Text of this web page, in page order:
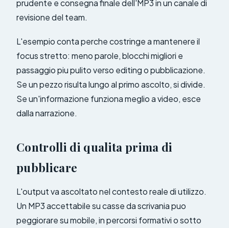
prudente e consegna finale dell'MP3 in un canale di
revisione del team.
L'esempio conta perche costringe a mantenere il
focus stretto: meno parole, blocchi migliori e
passaggio piu pulito verso editing o pubblicazione.
Se un pezzo risulta lungo al primo ascolto, si divide.
Se un'informazione funziona meglio a video, esce
dalla narrazione.
Controlli di qualita prima di
pubblicare
L'output va ascoltato nel contesto reale di utilizzo.
Un MP3 accettabile su casse da scrivania puo
peggiorare su mobile, in percorsi formativi o sotto